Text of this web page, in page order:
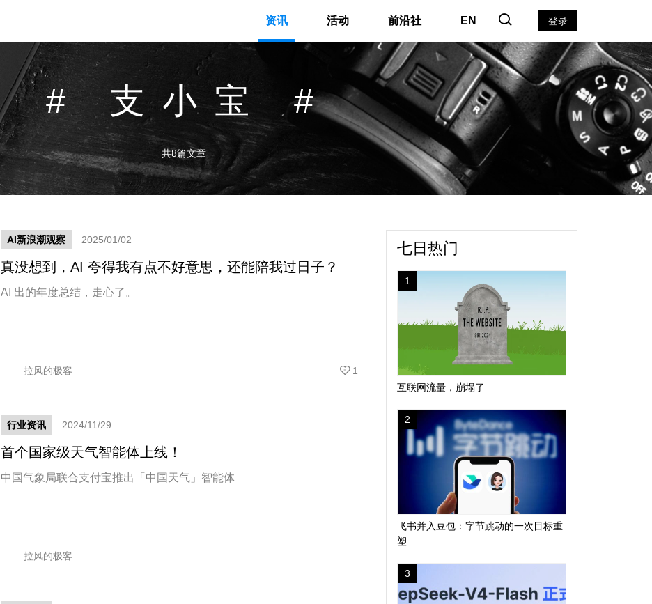
资讯 活动 前沿社 EN 登录
# 支小宝 #
共8篇文章
AI新浪潮观察 2025/01/02
真没想到，AI 夸得我有点不好意思，还能陪我过日子？
AI 出的年度总结，走心了。
拉风的极客 1
行业资讯 2024/11/29
​首个国家级天气智能体上线！
中国气象局联合支付宝推出「中国天气」智能体
拉风的极客
七日热门
1
互联网流量，崩塌了
2
飞书并入豆包：字节跳动的一次目标重
塑
3